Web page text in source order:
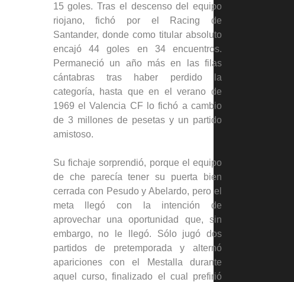
15 goles. Tras el descenso del equipo
riojano, fichó por el Racing de
Santander, donde como titular absoluto
encajó 44 goles en 34 encuentros.
Permaneció un año más en las filas
cántabras tras haber perdido la
categoría, hasta que en el verano de
1969 el Valencia CF lo fichó a cambio
de 3 millones de pesetas y un partido
amistoso.
Su fichaje sorprendió, porque el equipo
de che parecía tener su puerta bien
cerrada con Pesudo y Abelardo, pero el
meta llegó con la intención de
aprovechar una oportunidad que, sin
embargo, no le llegó. Sólo jugó dos
partidos de pretemporada y alternó
apariciones con el Mestalla durante
aquel curso, finalizado el cual prefirió